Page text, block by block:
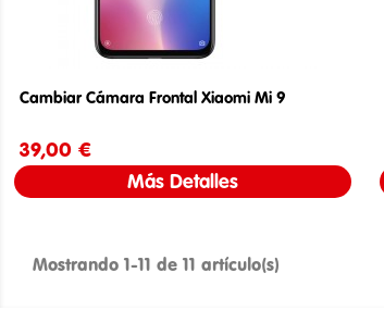
Cambiar Cámara Frontal Xiaomi Mi 9
39,00 €
Más Detalles
Mostrando 1-11 de 11 artículo(s)